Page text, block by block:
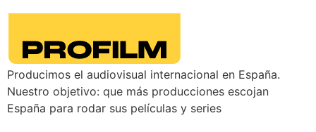
Producimos el audiovisual internacional en España.
Nuestro objetivo: que más producciones escojan
España para rodar sus películas y series